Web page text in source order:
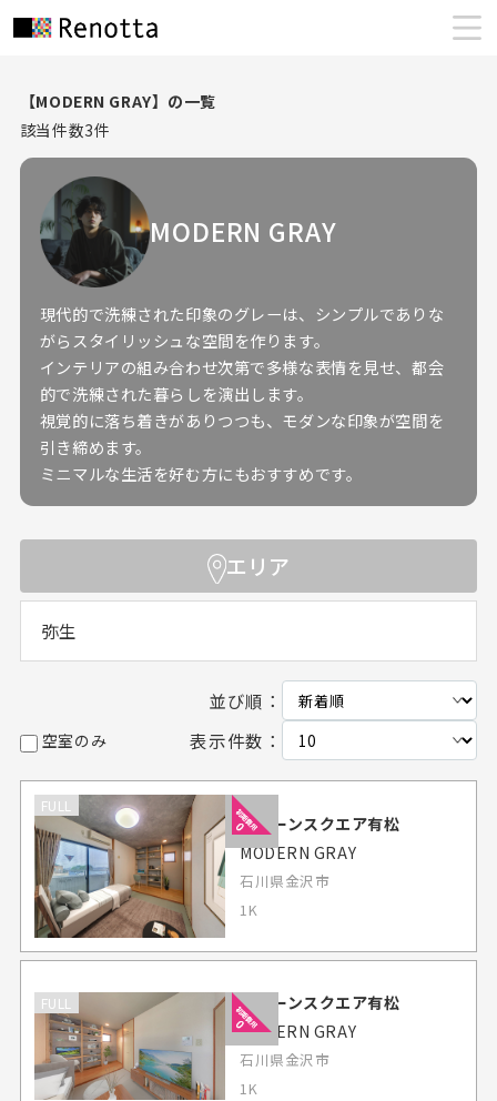
【MODERN GRAY】の一覧
該当件数3件
MODERN GRAY
現代的で洗練された印象のグレーは、シンプルでありな
がらスタイリッシュな空間を作ります。
インテリアの組み合わせ次第で多様な表情を見せ、都会
的で洗練された暮らしを演出します。
視覚的に落ち着きがありつつも、モダンな印象が空間を
引き締めます。
ミニマルな生活を好む方にもおすすめです。
エリア
弥生
並び順：
空室のみ 表示件数：
FULL
グリーンスクエア有松
MODERN GRAY
石川県金沢市
1K
FULL
グリーンスクエア有松
MODERN GRAY
石川県金沢市
1K